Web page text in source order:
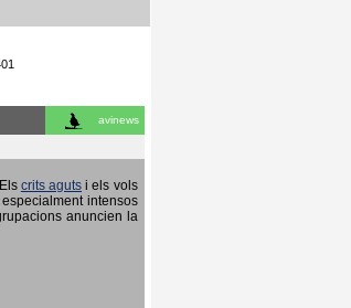
avinews
Els crits aguts i els vols
intensos
anuncien la